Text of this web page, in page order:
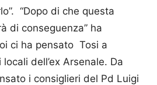
“Dopo di che questa
di conseguenza” ha
ci ha pensato Tosi a
dell’ex Arsenale. Da
i consiglieri del Pd Luigi